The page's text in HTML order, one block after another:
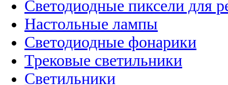
Светодиодные пиксели для
Настольные лампы
Светодиодные фонарики
Трековые светильники
Светильники